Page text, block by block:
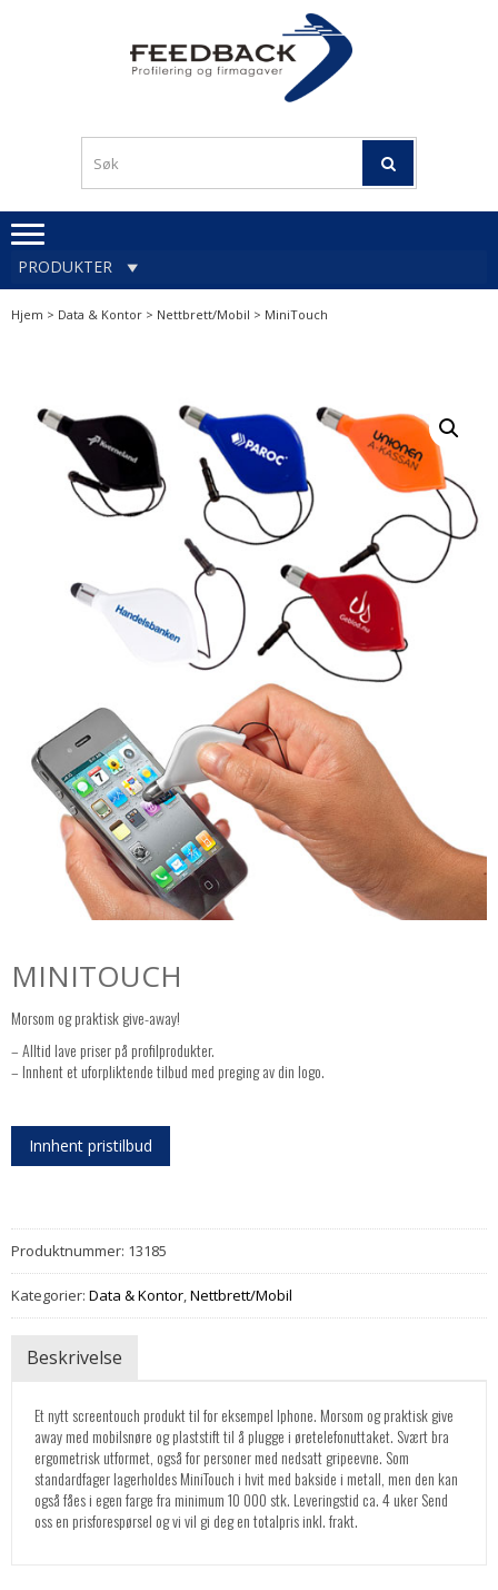
PRODUKTER
Hjem > Data & Kontor > Nettbrett/Mobil > MiniTouch
MINITOUCH
Morsom og praktisk give-away!
– Alltid lave priser på profilprodukter.
– Innhent et uforpliktende tilbud med preging av din logo.
Innhent pristilbud
Produktnummer: 13185
Kategorier: Data & Kontor,Nettbrett/Mobil
Beskrivelse
Et nytt screentouch produkt til for eksempel Iphone. Morsom og praktisk give
away med mobilsnøre og plaststift til å plugge i øretelefonuttaket. Svært bra
ergometrisk utformet, også for personer med nedsatt gripeevne. Som
standardfager lagerholdes MiniTouch i hvit med bakside i metall, men den kan
også fåes i egen farge fra minimum 10 000 stk. Leveringstid ca. 4 uker Send
oss en prisforespørsel og vi vil gi deg en totalpris inkl. frakt.